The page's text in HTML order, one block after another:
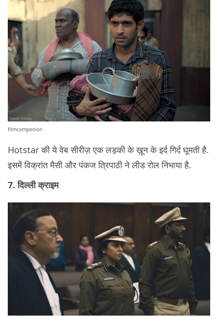
filmcompanion
Hotstar की ये वेब सीरीज़ एक लड़की के ख़ून के इर्द गिर्द घूमती है.
इसमें विक्रांत मैसी और पंकज त्रिपाठी ने लीड रोल निभाया है.
7. दिल्ली क्राइम